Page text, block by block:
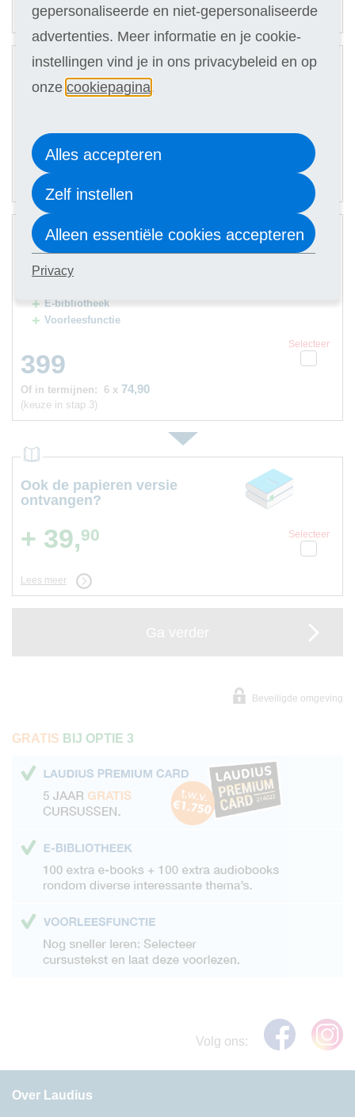
(keuze in stap 3)
Digitale cursus
379
Of in termijnen:
(keuze in stap 3)
2
Digitale cursus
Hulp docent
E-bibliotheek
Voorleesfunctie
399
Selecteer
Of in termijnen: 6 x 74,90
(keuze in stap 3)
Ook de papieren versie
ontvangen?
Selecteer
+ 39,90
Lees meer
Beveiligde omgeving
GRATIS BIJ OPTIE 3
Volg ons:
Over Laudius
gepersonaliseerde en niet-gepersonaliseerde
advertenties. Meer informatie en je cookie-
instellingen vind je in ons privacybeleid en op
onze cookiepagina .
Alles accepteren
Zelf instellen
Alleen essentiële cookies accepteren
Privacy